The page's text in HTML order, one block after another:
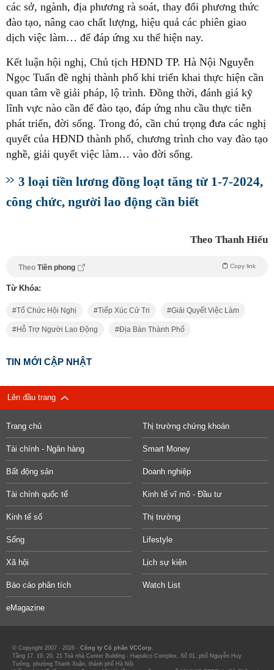
các sở, ngành, địa phương rà soát, thay đổi phương thức
đào tạo, nâng cao chất lượng, hiệu quả các phiên giao
dịch việc làm… để đáp ứng xu thế hiện nay.
Kết luận hội nghị, Chủ tịch HĐND TP. Hà Nội Nguyễn
Ngọc Tuấn đề nghị thành phố khi triển khai thực hiện cần
quan tâm về giải pháp, lộ trình. Đồng thời, đánh giá kỹ
lĩnh vực nào cần để đào tạo, đáp ứng nhu cầu thực tiễn
phát triển, đời sống. Trong đó, cần chú trọng đưa các nghị
quyết của HĐND thành phố, chương trình cho vay đào tạo
nghề, giải quyết việc làm… vào đời sống.
3 loại tiền lương đồng loạt tăng từ 1-7-2024,
công chức, người lao động cần biết
Theo Thanh Hiếu
Theo Tiền phong Copy link
Từ Khóa:
Tổ Chức Hội Nghị Tiếp Xúc Cử Tri Giải Quyết Việc Làm
Hỗ Trợ Người Lao Động Địa Bàn Thành Phố
TIN MỚI CẬP NHẬT
Lên đầu trang
Trang chủ Thị trường chứng khoán
Tài chính - Ngân hàng Smart Money
Bất động sản Doanh nghiệp
Tài chính quốc tế Kinh tế vĩ mô - Đầu tư
Kinh tế số Thị trường
Sống Lifestyle
Xã hội Lịch sự kiện
Báo cáo phân tích Watch List
eMagazine
© Copyright 2007 - 2026 - Công ty Cổ phần VCCorp.
Tầng 17, 19, 20, 21 Toà nhà Center Building - Hapulico Complex, Số 01, phố Nguyễn Huy
Tưởng, phường Thanh Xuân, thành phố Hà Nội